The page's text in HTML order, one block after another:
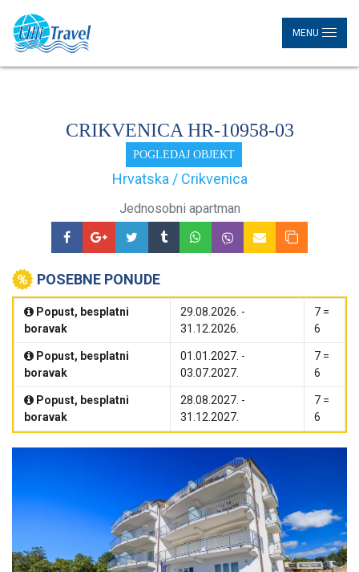
MENU
CRIKVENICA HR-10958-03
POGLEDAJ OBJEKT
Hrvatska / Crikvenica
Jednosobni apartman
POSEBNE PONUDE
Popust, besplatni
boravak
29.08.2026. -
31.12.2026.
7 =
6
Popust, besplatni
boravak
01.01.2027. -
03.07.2027.
7 =
6
Popust, besplatni
boravak
28.08.2027. -
31.12.2027.
7 =
6